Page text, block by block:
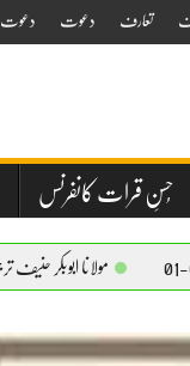
تعارف دعوت دعوت
حُسنِ قرات کانفرنس
ابوبکر حنیف ترجمہ قرآن کلاس 2023-05-01